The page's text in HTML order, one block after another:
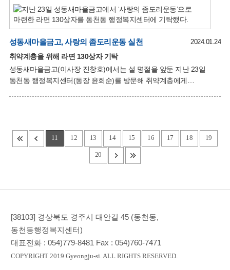
후원자(부건건설, 금곡유리, 동천지도자회, 김영창)를 직접 발굴해
후원받은 물품으로 위원들이 꾸러미를 직접 포장해 관내 어려운
이웃에게 전달하는 사업으로, 행복나눔박스는 떡국떡, 곰탕, 조미김,
기타 식료품 등으로 구성됐다. 강경미 민간위원장은 “자녀들의 방문이
줄어든 설 명절에 행복나눔박스를 전달받은 이웃들이 따뜻하고
행복한 명절을 보내시길 바란다”고 전했다. 윤회순 동천동장은 “매년
지역사회를 위해 따뜻한 나눔을 실천하는 협의체 위원들에게
감사드리며, 위원
성동새마을금고, 사랑의 좀도리운동 실천 2024.01.24
취약계층을 위해 라면 130상자 기탁
성동새마을금고(이사장 진창호)에서는 설 명절을 앞둔 지난 23일
동천동 행정복지센터(동장 윤회순)를 방문해 취약계층에게
이사장은 “매서운 추위 속에서 명절을 맞이하는 어려운 이웃들에게
따뜻한 온정이 닿기를 바라며, 앞으로도 고객들에게 받은 사랑을
지역사회로 환원하는 활동을 지속적으로 노력하겠다”고 소감을
11 12 13 14 15 16 17 18 19
20
[38103] 경상북도 경주시 대안길 45 (동천동,
동천동행정복지센터)
대표전화 :054)779-8481 Fax :054)760-7471
COPYRIGHT 2019 Gyeongju-si. ALL RIGHTS RESERVED.